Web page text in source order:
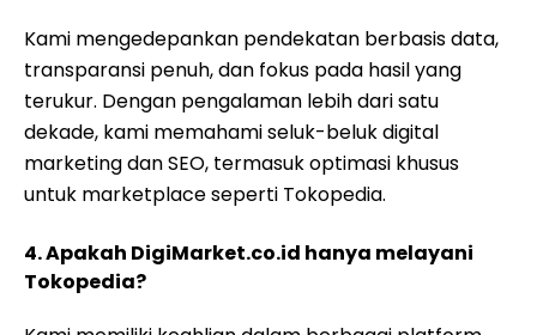
Kami mengedepankan pendekatan berbasis data,
transparansi penuh, dan fokus pada hasil yang
terukur. Dengan pengalaman lebih dari satu
dekade, kami memahami seluk-beluk digital
marketing dan SEO, termasuk optimasi khusus
untuk marketplace seperti Tokopedia.
4. Apakah DigiMarket.co.id hanya melayani
Tokopedia?